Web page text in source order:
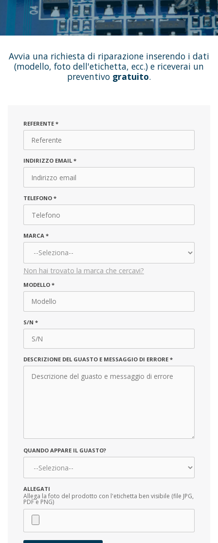
Avvia una richiesta di riparazione inserendo i dati
(modello, foto dell'etichetta, ecc.) e riceverai un
preventivo gratuito.
REFERENTE *
INDIRIZZO EMAIL *
TELEFONO *
MARCA *
Non hai trovato la marca che cercavi?
MARCA*
MODELLO *
S/N *
DESCRIZIONE DEL GUASTO E MESSAGGIO DI ERRORE *
QUANDO APPARE IL GUASTO?
DOPO QUANTE ORE?
ALLEGATI
Allega la foto del prodotto con l'etichetta ben visibile (file JPG,
PDF e PNG)